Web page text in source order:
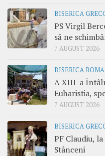
BISERICA
PS Virgil
să ne
7 AUGUST 2026
BISERICA
A XIII-a
Euharistia,
7 AUGUST 2026
BISERICA
PF Claudiu,
Stânceni